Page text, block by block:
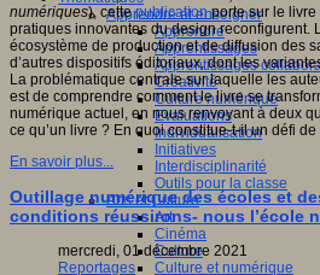
Apprendre et enseigner
Apprendre
Apprentissages
Apprentissages
Créativité
Culture numérique
Evaluations
Individualisation
Initiatives
Interdisciplinarité
Outils pour la classe
Arts et Culture
Art
Cinéma
Culture
Culture et numérique
numériques), cettepublicationporte sur le
pratiques innovantes du design reconfigurent.
écosystème de production et de diffusion des
d’autres dispositifs éditoriaux, dont les
La problématique centrale sur laquelle les
est de comprendre comment le livre se
numérique actuel, en nous renvoyant à deux
ce qu’un livre ? En quoi constitue-t-il un défi
En savoir plus...
Outillage numérique des écoles et
conditions réussirons- nous l’école
mercredi, 01 décembre 2021
Reportages